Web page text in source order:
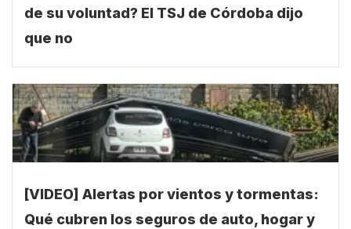
de su voluntad? El TSJ de Córdoba dijo
que no
[VIDEO] Alertas por vientos y tormentas:
Qué cubren los seguros de auto, hogar y